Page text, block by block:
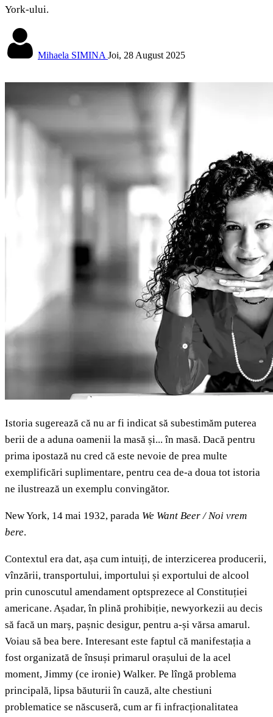
York-ului.
Mihaela SIMINA Joi, 28 August 2025
Istoria sugerează că nu ar fi indicat să subestimăm puterea
berii de a aduna oamenii la masă și... în masă. Dacă pentru
prima ipostază nu cred că este nevoie de prea multe
exemplificări suplimentare, pentru cea de-a doua tot istoria
ne ilustrează un exemplu convingător.
New York, 14 mai 1932, parada We Want Beer / Noi vrem
bere.
Contextul era dat, așa cum intuiți, de interzicerea producerii,
vînzării, transportului, importului și exportului de alcool
prin cunoscutul amendament optsprezece al Constituției
americane. Așadar, în plină prohibiție, newyorkezii au decis
să facă un marș, pașnic desigur, pentru a-și vărsa amarul.
Voiau să bea bere. Interesant este faptul că manifestația a
fost organizată de însuși primarul orașului de la acel
moment, Jimmy (ce ironie) Walker. Pe lîngă problema
principală, lipsa băuturii în cauză, alte chestiuni
problematice se născuseră, cum ar fi infracționalitatea